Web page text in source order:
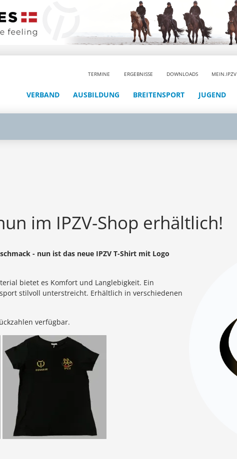
TERMINE ERGEBNISSE DOWNLOADS MEIN.IPZV
VERBAND AUSBILDUNG BREITENSPORT JUGEND
im IPZV-Shop erhältlich!
- nun ist das neue IPZV T-Shirt mit Logo
bietet es Komfort und Langlebigkeit. Ein
stilvoll unterstreicht. Erhältlich in verschiedenen
verfügbar.